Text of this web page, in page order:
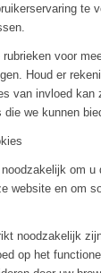
te
voor
Houd er
van invloed kan
we kunnen
om u
website en om
noodzakelijk
op het